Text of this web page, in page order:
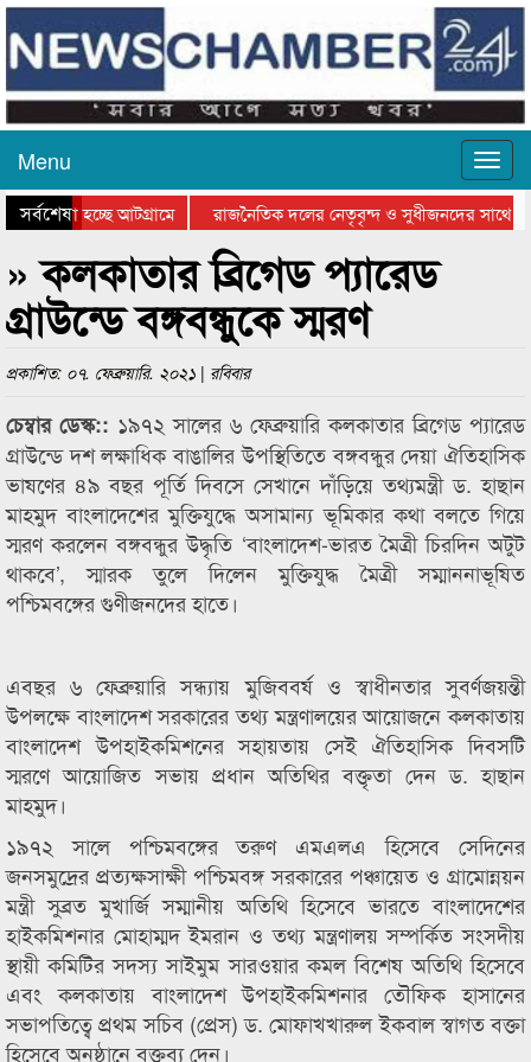
Menu
সর্বশেষহচ্ছে আটগ্রামে
রাজনৈতিক দলের নেতৃবৃন্দ ও সুধীজনদের সাথে
সিলেটে বাংলাদেশ গ্রুপ থিয়েটার ফেডারেশানের
» কলকাতার ব্রিগেড প্যারেড
গ্রাউন্ডে বঙ্গবন্ধুকে স্মরণ
প্রকাশিত: ০৭. ফেব্রুয়ারি. ২০২১ | রবিবার
চেম্বার ডেস্ক:: ১৯৭২ সালের ৬ ফেব্রুয়ারি কলকাতার ব্রিগেড প্যারেড
গ্রাউন্ডে দশ লক্ষাধিক বাঙালির উপস্থিতিতে বঙ্গবন্ধুর দেয়া ঐতিহাসিক
ভাষণের ৪৯ বছর পূর্তি দিবসে সেখানে দাঁড়িয়ে তথ্যমন্ত্রী ড. হাছান
মাহমুদ বাংলাদেশের মুক্তিযুদ্ধে অসামান্য ভূমিকার কথা বলতে গিয়ে
স্মরণ করলেন বঙ্গবন্ধুর উদ্ধৃতি ‘বাংলাদেশ-ভারত মৈত্রী চিরদিন অটুট
থাকবে’, স্মারক তুলে দিলেন মুক্তিযুদ্ধ মৈত্রী সম্মাননাভূষিত
পশ্চিমবঙ্গের গুণীজনদের হাতে।
এবছর ৬ ফেব্রুয়ারি সন্ধ্যায় মুজিববর্ষ ও স্বাধীনতার সুবর্ণজয়ন্তী
উপলক্ষে বাংলাদেশ সরকারের তথ্য মন্ত্রণালয়ের আয়োজনে কলকাতায়
বাংলাদেশ উপহাইকমিশনের সহায়তায় সেই ঐতিহাসিক দিবসটি
স্মরণে আয়োজিত সভায় প্রধান অতিথির বক্তৃতা দেন ড. হাছান
মাহমুদ।
১৯৭২ সালে পশ্চিমবঙ্গের তরুণ এমএলএ হিসেবে সেদিনের
জনসমুদ্রের প্রত্যক্ষসাক্ষী পশ্চিমবঙ্গ সরকারের পঞ্চায়েত ও গ্রামোন্নয়ন
মন্ত্রী সুব্রত মুখার্জি সম্মানীয় অতিথি হিসেবে ভারতে বাংলাদেশের
হাইকমিশনার মোহাম্মদ ইমরান ও তথ্য মন্ত্রণালয় সম্পর্কিত সংসদীয়
স্থায়ী কমিটির সদস্য সাইমুম সারওয়ার কমল বিশেষ অতিথি হিসেবে
এবং কলকাতায় বাংলাদেশ উপহাইকমিশনার তৌফিক হাসানের
সভাপতিত্বে প্রথম সচিব (প্রেস) ড. মোফাখখারুল ইকবাল স্বাগত বক্তা
হিসেবে অনুষ্ঠানে বক্তব্য দেন।